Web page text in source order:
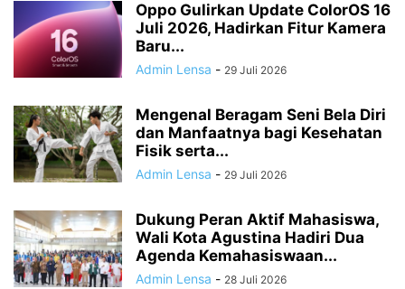
Oppo Gulirkan Update ColorOS 16
Juli 2026, Hadirkan Fitur Kamera
Baru...
Admin Lensa - 29 Juli 2026
Mengenal Beragam Seni Bela Diri
dan Manfaatnya bagi Kesehatan
Fisik serta...
Admin Lensa - 29 Juli 2026
Dukung Peran Aktif Mahasiswa,
Wali Kota Agustina Hadiri Dua
Agenda Kemahasiswaan...
Admin Lensa - 28 Juli 2026